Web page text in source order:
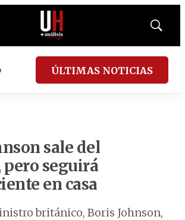
Mostrar
ÚLTIMAS NOTICIAS
sale del
seguirá
en casa
británico, Boris Johnson,